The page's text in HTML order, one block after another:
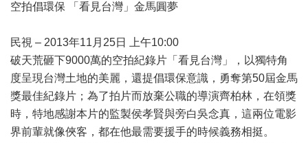
空拍倡環保 「看見台灣」金馬圓夢
民視 – 2013年11月25日 上午10:00
破天荒砸下9000萬的空拍紀錄片「看見台灣」，以獨特角
度呈現台灣土地的美麗，還提倡環保意識，勇奪第50屆金馬
獎最佳紀錄片；為了拍片而放棄公職的導演齊柏林，在領獎
時，特地感謝本片的監製侯孝賢與旁白吳念真，這兩位電影
界前輩就像俠客，都在他最需要援手的時候義務相挺。